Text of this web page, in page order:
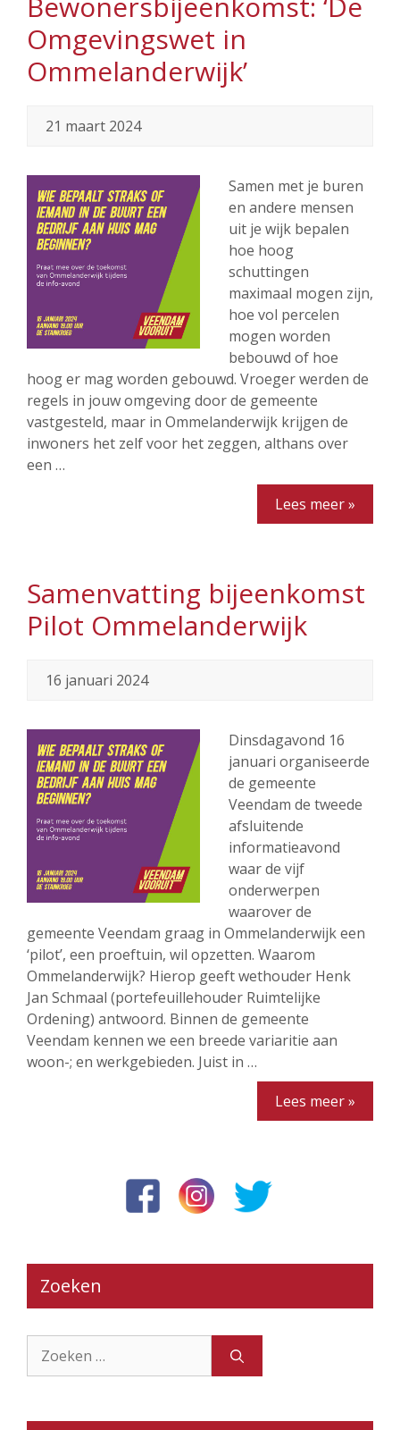
Omgevingswet in
Ommelanderwijk’
21 maart 2024
Samen met je buren
en andere mensen
uit je wijk bepalen
hoe hoog
schuttingen
maximaal mogen zijn,
hoe vol percelen
mogen worden
bebouwd of hoe
hoog er mag worden gebouwd. Vroeger werden de
regels in jouw omgeving door de gemeente
vastgesteld, maar in Ommelanderwijk krijgen de
inwoners het zelf voor het zeggen, althans over
een …
Lees meer »
Samenvatting bijeenkomst
Pilot Ommelanderwijk
16 januari 2024
Dinsdagavond 16
januari organiseerde
de gemeente
Veendam de tweede
afsluitende
informatieavond
waar de vijf
onderwerpen
waarover de
gemeente Veendam graag in Ommelanderwijk een
‘pilot’, een proeftuin, wil opzetten. Waarom
Ommelanderwijk? Hierop geeft wethouder Henk
Jan Schmaal (portefeuillehouder Ruimtelijke
Ordening) antwoord. Binnen de gemeente
Veendam kennen we een breede variaritie aan
woon-; en werkgebieden. Juist in …
Lees meer »
Zoeken
naar: